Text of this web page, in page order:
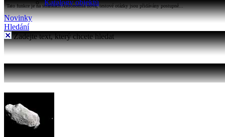
Katalogy objektů
Tato funkce je na stránkách Astronomia nová, testové otázky jsou přidávány postupně...
Novinky
Hledání
Zadejte text, který chcete hledat